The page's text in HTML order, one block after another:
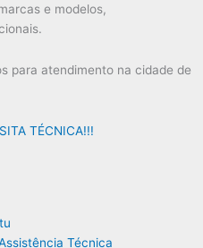
e modelos,
para atendimento na cidade de
TÉCNICA!!!
Técnica